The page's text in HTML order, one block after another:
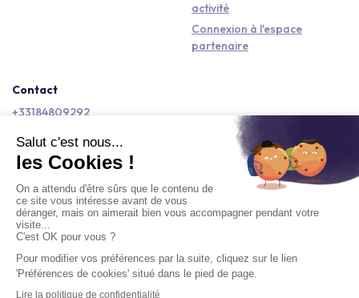
activité
Connexion à l'espace
partenaire
Contact
+33184809292
Copyright © 2026 Kactus Tous droits réservés
Conditions générales d'utilisation
Mentions légales
Signaler un contenu